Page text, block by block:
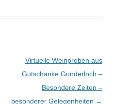
Virtuelle Weinproben aus
Gutschänke Gunderloch –
Besondere Zeiten –
besonderer Gelegenheiten →